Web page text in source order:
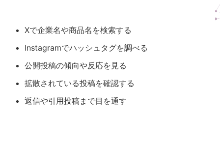
Xで企業名や商品名を検索する
Instagramでハッシュタグを調べる
公開投稿の傾向や反応を見る
拡散されている投稿を確認する
返信や引用投稿まで目を通す